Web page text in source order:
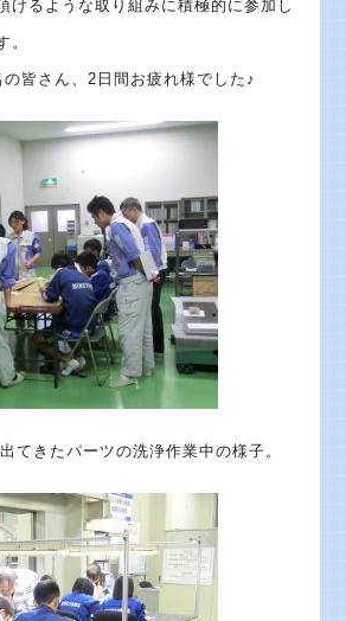
けるような取り組みに積極的に参加し
。
皆さん、2日間お疲れ様でした♪
てきたパーツの洗浄作業中の様子。